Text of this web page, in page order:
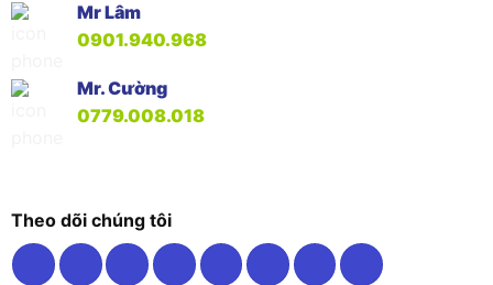
Mr Lâm
0901.940.968
Mr. Cường
0779.008.018
Theo dõi chúng tôi